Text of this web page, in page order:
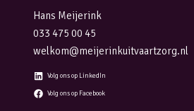
Hans Meijerink
033 475 00 45
welkom@meijerinkuitvaartzorg.nl
Volg ons op LinkedIn
Volg ons op Facebook